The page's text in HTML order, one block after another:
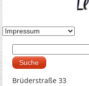
Suchformular
Brüderstraße 33